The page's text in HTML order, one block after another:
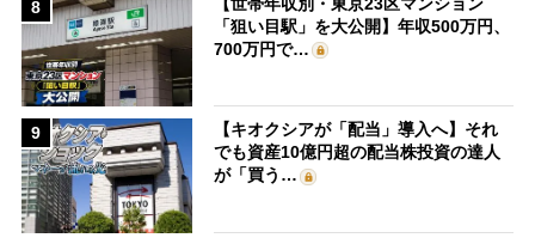
8
「狙い目駅」を大公開】年収500万円、
700万円で…
9
【キオクシアが「配当」導入へ】それ
でも資産10億円超の配当株投資の達人
が「買う…